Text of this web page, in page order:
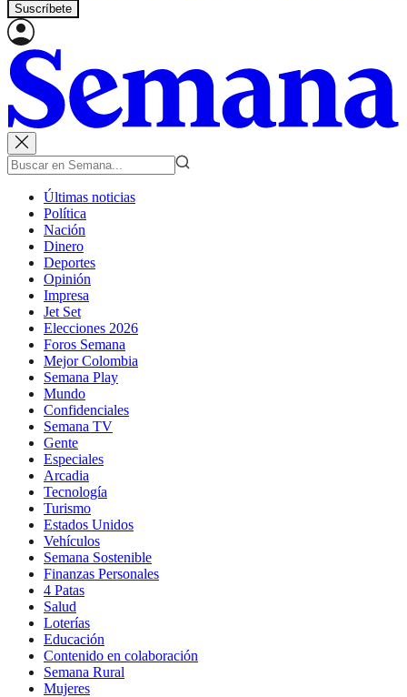
Suscríbete
Últimas noticias
Política
Nación
Dinero
Deportes
Opinión
Impresa
Jet Set
Elecciones 2026
Foros Semana
Mejor Colombia
Semana Play
Mundo
Confidenciales
Semana TV
Gente
Especiales
Arcadia
Tecnología
Turismo
Estados Unidos
Vehículos
Semana Sostenible
Finanzas Personales
4 Patas
Salud
Loterías
Educación
Contenido en colaboración
Semana Rural
Mujeres